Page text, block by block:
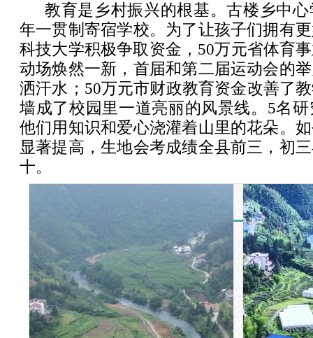
教育是乡村振兴的根基。古楼乡中
年一贯制寄宿学校。为了让孩子们拥有
科技大学积极争取资金，50万元省体育
动场焕然一新，首届和第二届运动会的
洒汗水；50万元市财政教育资金改善了
墙成了校园里一道亮丽的风景线。5名
他们用知识和爱心浇灌着山里的花朵。
显著提高，生地会考成绩全县前三，初
十。